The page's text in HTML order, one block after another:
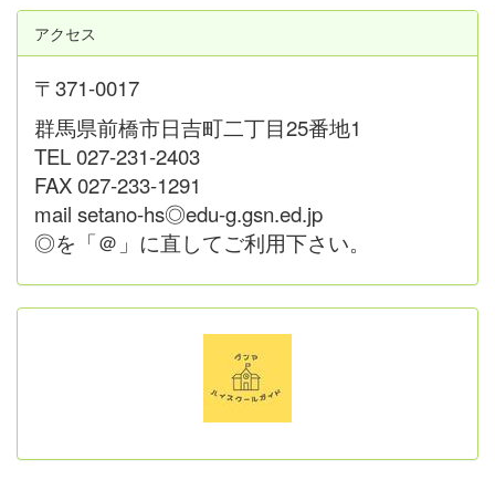
アクセス
〒371-0017
群馬県前橋市日吉町二丁目25番地1
TEL 027-231-2403
FAX 027-233-1291
mail setano-hs◎edu-g.gsn.ed.jp
◎を「＠」に直してご利用下さい。